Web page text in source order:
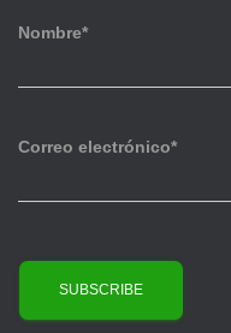
v
Nombre*
Correo electrónico*